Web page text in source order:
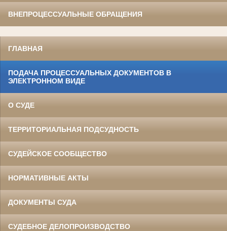
ВНЕПРОЦЕССУАЛЬНЫЕ ОБРАЩЕНИЯ
ГЛАВНАЯ
ПОДАЧА ПРОЦЕССУАЛЬНЫХ ДОКУМЕНТОВ В
ЭЛЕКТРОННОМ ВИДЕ
О СУДЕ
ТЕРРИТОРИАЛЬНАЯ ПОДСУДНОСТЬ
СУДЕЙСКОЕ СООБЩЕСТВО
НОРМАТИВНЫЕ АКТЫ
ДОКУМЕНТЫ СУДА
СУДЕБНОЕ ДЕЛОПРОИЗВОДСТВО